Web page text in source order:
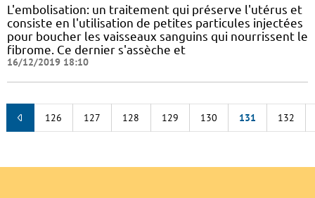
L'embolisation: un traitement qui préserve l'utérus et
consiste en l'utilisation de petites particules injectées
pour boucher les vaisseaux sanguins qui nourrissent le
fibrome. Ce dernier s'assèche et
16/12/2019 18:10
126 127 128 129 130 131 132